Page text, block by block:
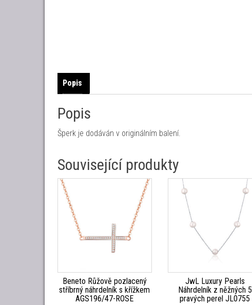
Popis
Popis
Šperk je dodáván v originálním balení.
Související produkty
Beneto Růžově pozlacený
stříbrný náhrdelník s křížkem
AGS196/47-ROSE
JwL Luxury Pearls
Náhrdelník z něžných 5
pravých perel JL0755